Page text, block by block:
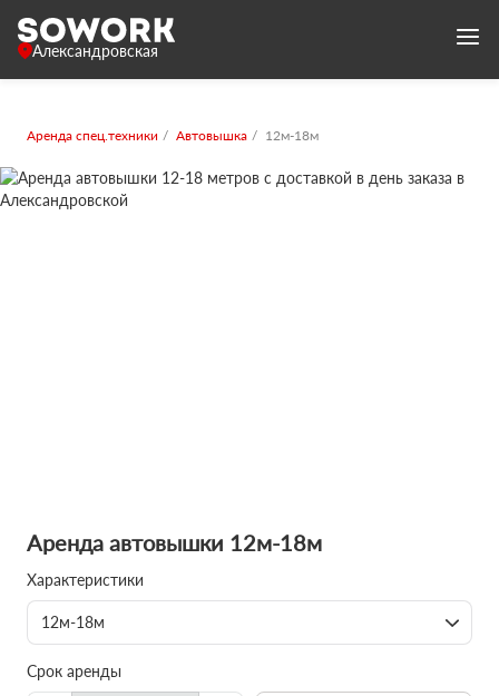
Александровская
Аренда спец.техники Автовышка 12м-18м
Аренда автовышки 12м-18м
Характеристики
12м-18м
Срок аренды